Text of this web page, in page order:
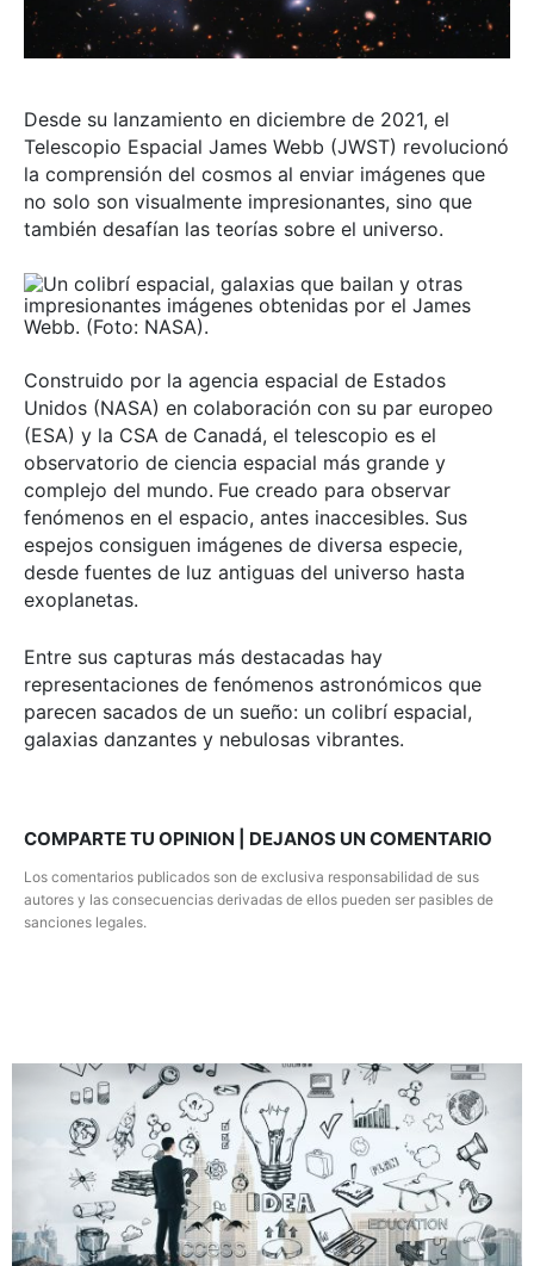
Desde su lanzamiento en diciembre de 2021, el
Telescopio Espacial James Webb (JWST) revolucionó
la comprensión del cosmos al enviar imágenes que
no solo son visualmente impresionantes, sino que
también desafían las teorías sobre el universo.
Construido por la agencia espacial de Estados
Unidos (NASA) en colaboración con su par europeo
(ESA) y la CSA de Canadá, el telescopio es el
observatorio de ciencia espacial más grande y
complejo del mundo. Fue creado para observar
fenómenos en el espacio, antes inaccesibles. Sus
espejos consiguen imágenes de diversa especie,
desde fuentes de luz antiguas del universo hasta
exoplanetas.
Entre sus capturas más destacadas hay
representaciones de fenómenos astronómicos que
parecen sacados de un sueño: un colibrí espacial,
galaxias danzantes y nebulosas vibrantes.
COMPARTE TU OPINION | DEJANOS UN COMENTARIO
Los comentarios publicados son de exclusiva responsabilidad de sus
autores y las consecuencias derivadas de ellos pueden ser pasibles de
sanciones legales.